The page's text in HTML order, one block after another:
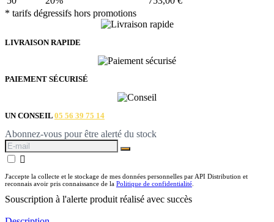
* tarifs dégressifs hors promotions
LIVRAISON RAPIDE
PAIEMENT SÉCURISÉ
UN CONSEIL 05 56 39 75 14
Abonnez-vous pour être alerté du stock

J'accepte la collecte et le stockage de mes données personnelles par API Distribution et
reconnais avoir pris connaissance de la Politique de confidentialité.
Souscription à l'alerte produit réalisé avec succès